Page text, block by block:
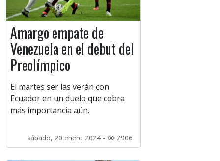
Amargo empate de
Venezuela en el debut del
Preolímpico
El martes ser las verán con
Ecuador en un duelo que cobra
más importancia aún.
sábado, 20 enero 2024 - 2906